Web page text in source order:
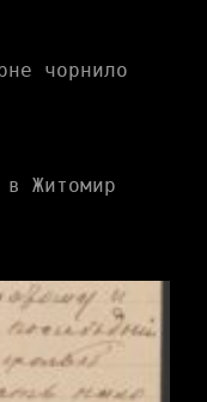
чорнило
в Житомир